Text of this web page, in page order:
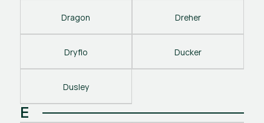
Dragon Dreher
Dryflo Ducker
Dusley
E